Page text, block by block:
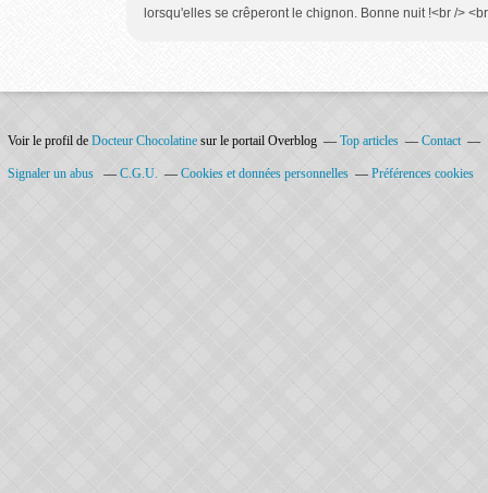
lorsqu'elles se crêperont le chignon. Bonne nuit !<br />
Voir le profil de Docteur Chocolatine sur le portail Overblog Top articles Contact
Signaler un abus C.G.U. Cookies et données personnelles Préférences cookies